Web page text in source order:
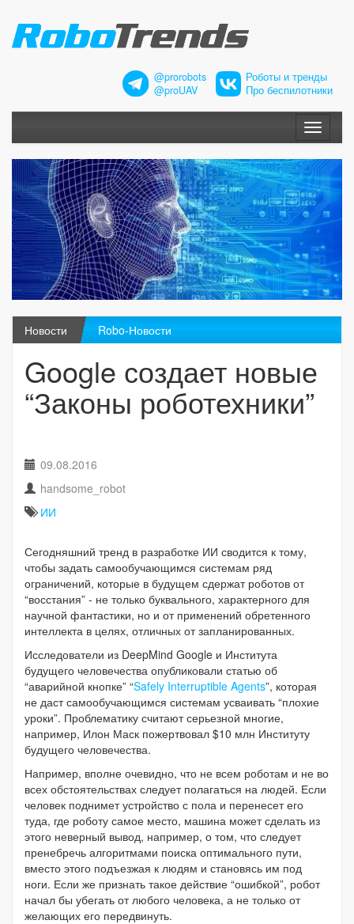
@prorobots
@proUAV
Роботы и тренды
Про беспилотники
Меню
Новости Robo-Новости
Google создает новые
“Законы роботехники”
09.08.2016
handsome_robot
ИИ
Сегодняшний тренд в разработке ИИ сводится к тому,
чтобы задать самообучающимся системам ряд
ограничений, которые в будущем сдержат роботов от
“восстания” - не только буквального, характерного для
научной фантастики, но и от применений обретенного
интеллекта в целях, отличных от запланированных.
Исследователи из DeepMind Google и Института
будущего человечества опубликовали статью об
“аварийной кнопке” “Safely Interruptible Agents”, которая
не даст самообучающимся системам усваивать “плохие
уроки”. Проблематику считают серьезной многие,
например, Илон Маск пожертвовал $10 млн Институту
будущего человечества.
Например, вполне очевидно, что не всем роботам и не во
всех обстоятельствах следует полагаться на людей. Если
человек поднимет устройство с пола и перенесет его
туда, где роботу самое место, машина может сделать из
этого неверный вывод, например, о том, что следует
пренебречь алгоритмами поиска оптимального пути,
вместо этого подъезжая к людям и становясь им под
ноги. Если же признать такое действие “ошибкой”, робот
начал бы убегать от любого человека, а не только от
желающих его передвинуть.